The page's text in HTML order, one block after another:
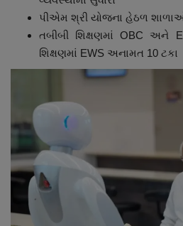
પીએમ શ્રી યોજના હેઠળ
તબીબી શિક્ષણમાં OBC અને
શિક્ષણમાં EWS અનામત 10 ટકા